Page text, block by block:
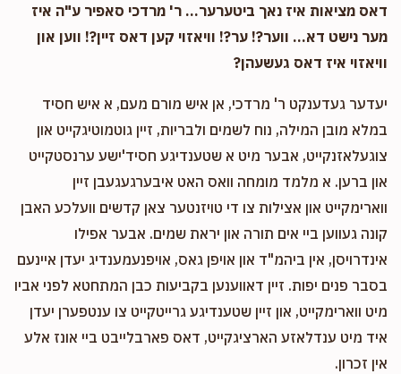
11 months ago
Hindy FrankShimshon & Sury Hezkel
11 months ago $101.00
דאס מציאות איז נאך ביטערער... ר' מרדכי סאפיר ע"ה איז
מער נישט דא... ווער?! ער?! וויאזוי קען דאס זיין?! ווען און
וויאזוי איז דאס געשעהן?
יעדער געדענקט ר' מרדכי, אן איש מורם מעם, א איש חסיד
במלא מובן המילה, נוח לשמים ולבריות, זיין גוטמוטיגקייט און
צוגעלאזנקייט, אבער מיט א שטענדיגע חסיד'ישע ערנסטקייט
און ברען. א מלמד מומחה וואס האט איבערגעגעבן זיין
ווארימקייט און אצילות צו די טויזנטער צאן קדשים וועלכע האבן
קונה געווען ביי אים תורה און יראת שמים. אבער אפילו
אינדרויסן, אין ביהמ"ד און אויפן גאס, אויפנעמענדיג יעדן איינעם
בסבר פנים יפות. זיין דאווענען בקביעות כבן המתחטא לפני אביו
מיט ווארימקייט, און זיין שטענדיגע גרייטקייט צו ענטפערן יעדן
איד מיט ענדלאזע הארציגקייט, דאס פארבלייבט ביי אונז אלע
אין זכרון.